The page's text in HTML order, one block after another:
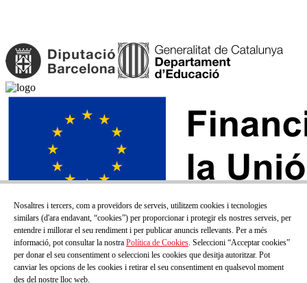
Nosaltres i tercers, com a proveïdors de serveis, utilitzem cookies i tecnologies
similars (d'ara endavant, “cookies”) per proporcionar i protegir els nostres serveis, per
entendre i millorar el seu rendiment i per publicar anuncis rellevants. Per a més
informació, pot consultar la nostra Política de Cookies. Seleccioni “Acceptar cookies”
per donar el seu consentiment o seleccioni les cookies que desitja autoritzar. Pot
canviar les opcions de les cookies i retirar el seu consentiment en qualsevol moment
des del nostre lloc web.